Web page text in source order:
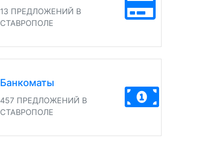
13 ПРЕДЛОЖЕНИЙ В
СТАВРОПОЛЕ
Банкоматы
457 ПРЕДЛОЖЕНИЙ В
СТАВРОПОЛЕ